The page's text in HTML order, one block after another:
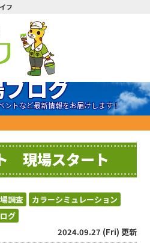
フ
ログ
ントなど最新情報をお届けします！
現場スタート
調査
カラーシミュレーション
グ
2024.09.27 (Fri) 更新